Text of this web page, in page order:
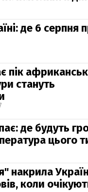
де 6 серпня
пік
стануть
де будуть
цього
накрила
коли